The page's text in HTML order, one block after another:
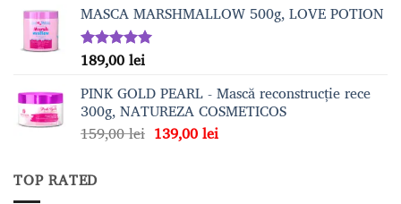
a
este:
MASCA MARSHMALLOW 500g, LOVE POTION
Evaluat la
5.00din 5
189,00lei
PINK GOLD PEARL - Mască reconstrucție rece
300g, NATUREZA COSMETICOS
159,00lei Prețul
139,00leiPrețul
TOP RATED